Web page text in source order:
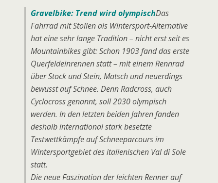
Gravelbike: Trend wird olympischDas
Fahrrad mit Stollen als Wintersport-Alternative
hat eine sehr lange Tradition – nicht erst seit es
Mountainbikes gibt: Schon 1903 fand das erste
Querfeldeinrennen statt – mit einem Rennrad
über Stock und Stein, Matsch und neuerdings
bewusst auf Schnee. Denn Radcross, auch
Cyclocross genannt, soll 2030 olympisch
werden. In den letzten beiden Jahren fanden
deshalb international stark besetzte
Testwettkämpfe auf Schneeparcours im
Wintersportgebiet des italienischen Val di Sole
statt.
Die neue Faszination der leichten Renner auf